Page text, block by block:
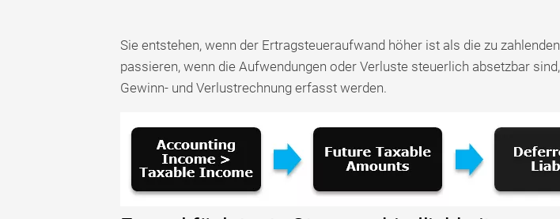
Sie entstehen, wenn der Ertragsteueraufwand höher ist als die zu
passieren, wenn die Aufwendungen oder Verluste steuerlich absetzbar
Gewinn- und Verlustrechnung erfasst werden.